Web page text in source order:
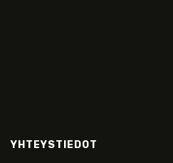
YHTEYSTIEDOT